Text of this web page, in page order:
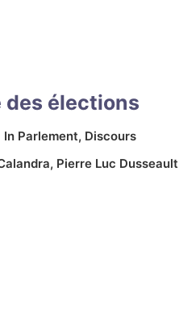
des élections
In Parlement, Discours
, Pierre Luc Dusseault